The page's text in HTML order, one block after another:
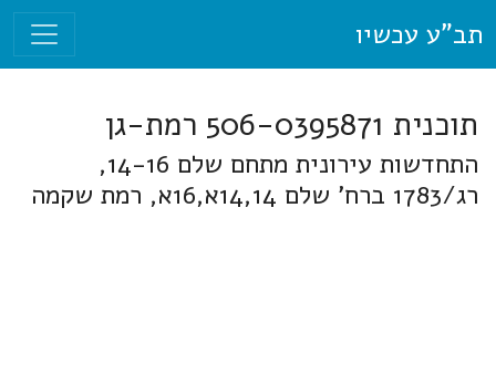
תב"ע עכשיו
תוכנית 506-0395871 רמת-גן
התחדשות עירונית מתחם שלם 14-16,
רג/1783 ברח' שלם 14,14א,16א, רמת שקמה